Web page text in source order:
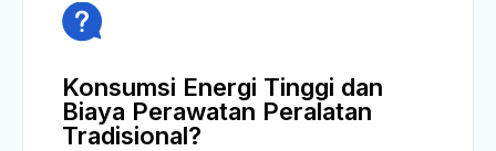

Konsumsi Energi Tinggi dan
Biaya Perawatan Peralatan
Tradisional?